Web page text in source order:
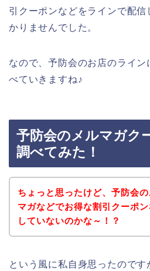
引クーポンなどをラインで配信
かりませんでした。
なので、予防会のお店のライン
べていきますね♪
予防会のメルマガク
調べてみた！
ちょっと思ったけど、予防会
マガなどでお得な割引クーポ
していないのかな～！？
という風に私自身思ったのです